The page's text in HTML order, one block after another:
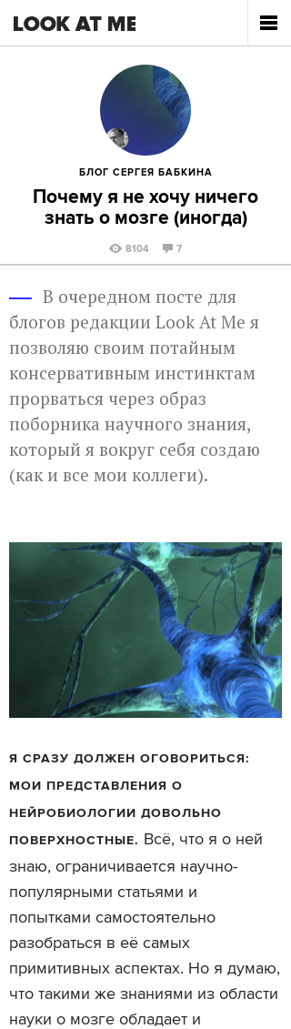
БЛОГ СЕРГЕЯ БАБКИНА
Почему я не хочу ничего
знать о мозге (иногда)
8104 7
В очередном посте для
блогов редакции Look At Me я
позволяю своим потайным
консервативным инстинктам
прорваться через образ
поборника научного знания,
который я вокруг себя создаю
(как и все мои коллеги).
Я СРАЗУ ДОЛЖЕН ОГОВОРИТЬСЯ:
МОИ ПРЕДСТАВЛЕНИЯ О
НЕЙРОБИОЛОГИИ ДОВОЛЬНО
ПОВЕРХНОСТНЫЕ. Всё, что я о ней
знаю, ограничивается научно-
популярными статьями и
попытками самостоятельно
разобраться в её самых
примитивных аспектах. Но я думаю,
что такими же знаниями из области
науки о мозге обладает и